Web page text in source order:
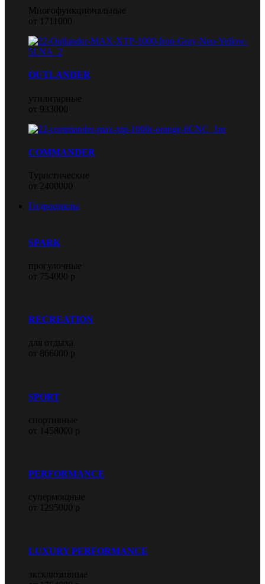
Многофункциональные
от 1711000
OUTLANDER
утилитарные
от 933000
COMMANDER
Туристические
от 2400000
Гидроциклы
SPARK
прогулочные
от 754000 р
RECREATION
для отдыха
от 866000 р
SPORT
спортивные
от 1458000 р
PERFORMANCE
супермощные
от 1295000 р
LUXURY PERFORMANCE
эксклюзивные